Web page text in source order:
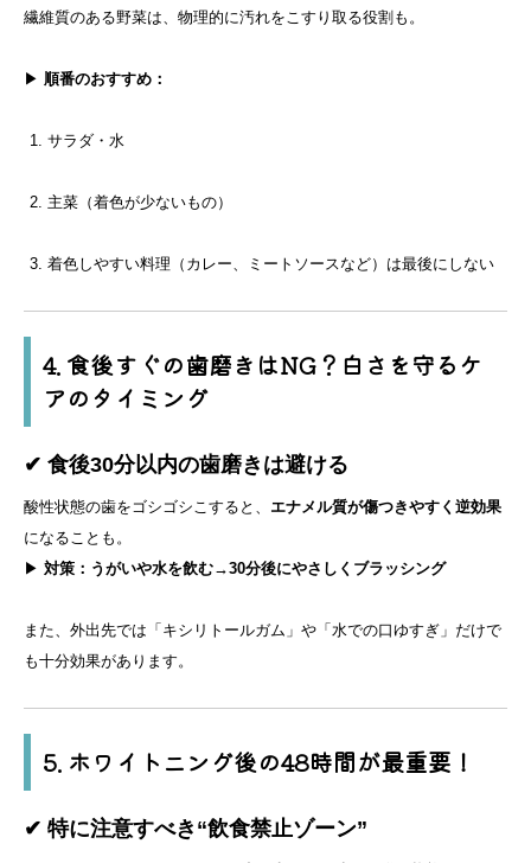
繊維質のある野菜は、物理的に汚れをこすり取る役割も。
▶ 順番のおすすめ：
サラダ・水
主菜（着色が少ないもの）
着色しやすい料理（カレー、ミートソースなど）は最後にしない
4. 食後すぐの歯磨きはNG？白さを守るケ
アのタイミング
✔ 食後30分以内の歯磨きは避ける
酸性状態の歯をゴシゴシこすると、 エナメル質が傷つきやすく逆効果
になることも。
▶ 対策：うがいや水を飲む→30分後にやさしくブラッシング
また、外出先では「キシリトールガム」や「水での口ゆすぎ」だけで
も十分効果があります。
5. ホワイトニング後の48時間が最重要！
✔ 特に注意すべき“飲食禁止ゾーン”